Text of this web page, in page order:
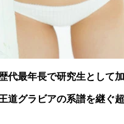
代最年長で研究生として
道グラビアの系譜を継ぐ